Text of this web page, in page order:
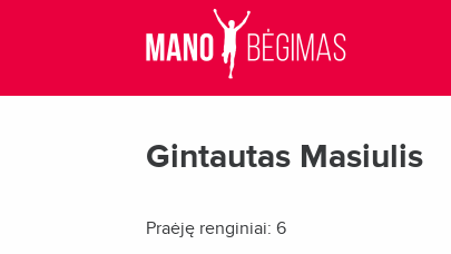
Gintautas Masiulis
Praėję renginiai: 6